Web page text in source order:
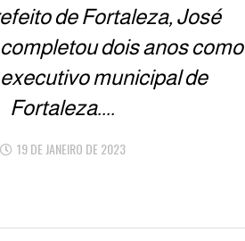
de Fortaleza, José
dois anos como
municipal de
Fortaleza....
19 DE JANEIRO DE 2023